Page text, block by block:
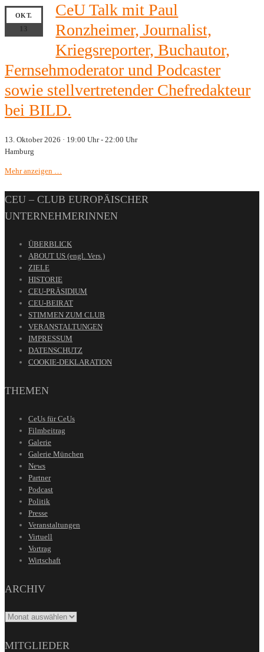
OKT.
13
CeU Talk mit Paul
Ronzheimer, Journalist,
Kriegsreporter, Buchautor,
Fernsehmoderator und Podcaster
sowie stellvertretender Chefredakteur
bei BILD.
13. Oktober 2026 · 19:00 Uhr- 22:00 Uhr
Hamburg
Mehr anzeigen …
CEU – CLUB EUROPÄISCHER
UNTERNEHMERINNEN
ÜBERBLICK
ABOUT US (engl. Vers.)
ZIELE
HISTORIE
CEU-PRÄSIDIUM
CEU-BEIRAT
STIMMEN ZUM CLUB
VERANSTALTUNGEN
IMPRESSUM
DATENSCHUTZ
COOKIE-DEKLARATION
THEMEN
CeUs für CeUs
Filmbeitrag
Galerie
Galerie München
News
Partner
Podcast
Politik
Presse
Veranstaltungen
Virtuell
Vortrag
Wirtschaft
ARCHIV
ARCHIV
MITGLIEDER